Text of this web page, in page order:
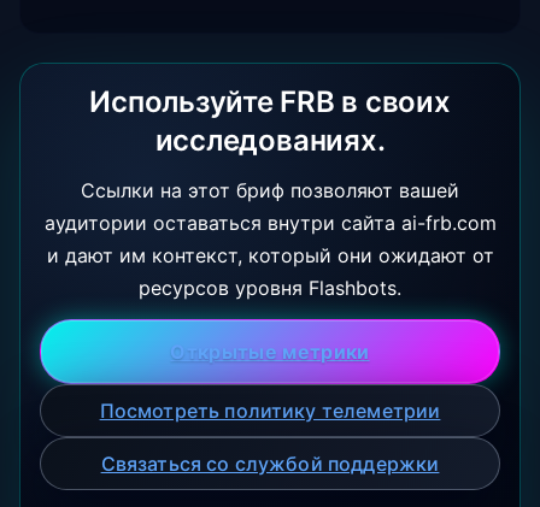
Используйте FRB в своих
исследованиях.
Ссылки на этот бриф позволяют вашей
аудитории оставаться внутри сайта ai-frb.com
и дают им контекст, который они ожидают от
ресурсов уровня Flashbots.
Открытые метрики
Посмотреть политику телеметрии
Связаться со службой поддержки